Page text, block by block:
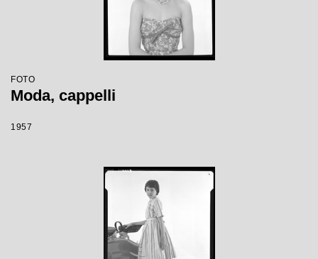
FOTO
Moda, cappelli
1957